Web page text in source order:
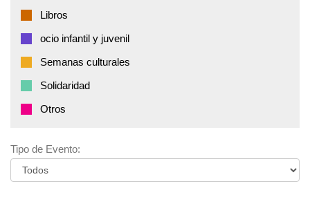
Libros
ocio infantil y juvenil
Semanas culturales
Solidaridad
Otros
Tipo de Evento: